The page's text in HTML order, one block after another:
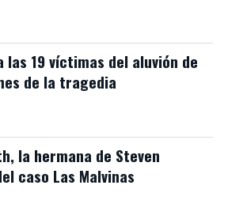
las 19 víctimas del aluvión de
de la tragedia
la hermana de Steven
caso Las Malvinas